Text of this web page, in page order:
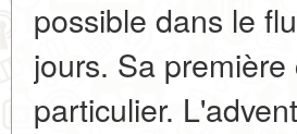
possible dans le
jours. Sa
particulier.